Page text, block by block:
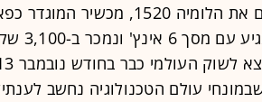
לאחרונה השיקה יורוקום את הלומיה
עולם הטכנולוגיה נחשב